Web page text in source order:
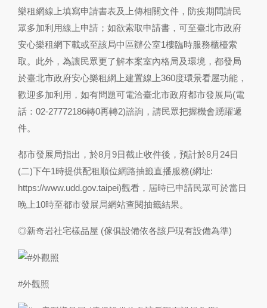
樂租網線上填寫申請書表及上傳相關文件，防疫期間請民
眾多加利用線上申請；如欲索取申請書，可至臺北市政府
安心樂租網下載或至該局中區辦公室1樓臨時服務櫃檯索
取。此外，為讓民眾更了解本案室內格局及環境，都發局
於臺北市政府安心樂租網上建置線上360度環景看屋功能，
歡迎多加利用，如有問題可電洽臺北市政府都市發展局(電
話：02-27772186轉0再轉2)諮詢，請民眾把握機會踴躍遞
件。
都市發展局指出，於8月9日截止收件後，預計於8月24日
(二)下午1時提供配租順位網路抽籤直播服務(網址:
https://www.udd.gov.taipei)觀看，屆時已申請民眾可於當日
晚上10時至都市發展局網站查閱抽籤結果。
◎新奇岩社宅樣品屋 (傢俱設備依各該戶現有設備為準)
#外觀照